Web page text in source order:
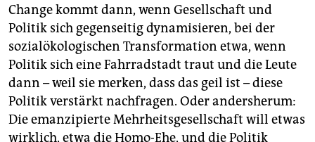
Change kommt dann, wenn Gesellschaft und
Politik sich gegenseitig dynamisieren, bei der
sozialökologischen Transformation etwa, wenn
Politik sich eine Fahrradstadt traut und die Leute
dann – weil sie merken, dass das geil ist – diese
Politik verstärkt nachfragen. Oder andersherum:
Die emanzipierte Mehrheitsgesellschaft will etwas
wirklich, etwa die Homo-Ehe, und die Politik